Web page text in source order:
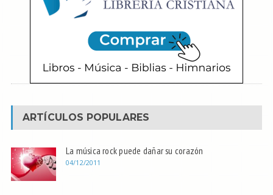
ARTÍCULOS POPULARES
La música rock puede dañar su corazón
04/12/2011